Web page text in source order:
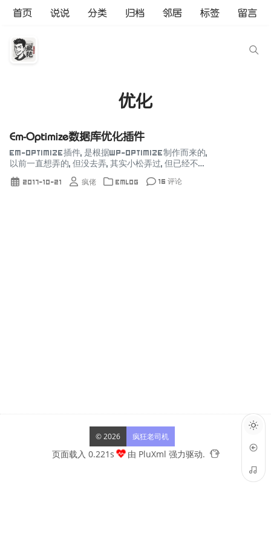
首页 说说 分类 归档 邻居 标签 留言
优化
Em-Optimize数据库优化插件
Em-Optimize插件, 是根据Wp-Optimize制作而来的,
以前一直想弄的, 但没去弄, 其实小松弄过, 但已经不分
享了, 没地方下了, 只好自己动手丰衣足食, 这是一款简
单实用, 而且很...
2017-10-21 疯佬 Emlog 16 评论
© 2026 疯狂老司机
页面载入 0.221s 由 PluXml 强力驱动.